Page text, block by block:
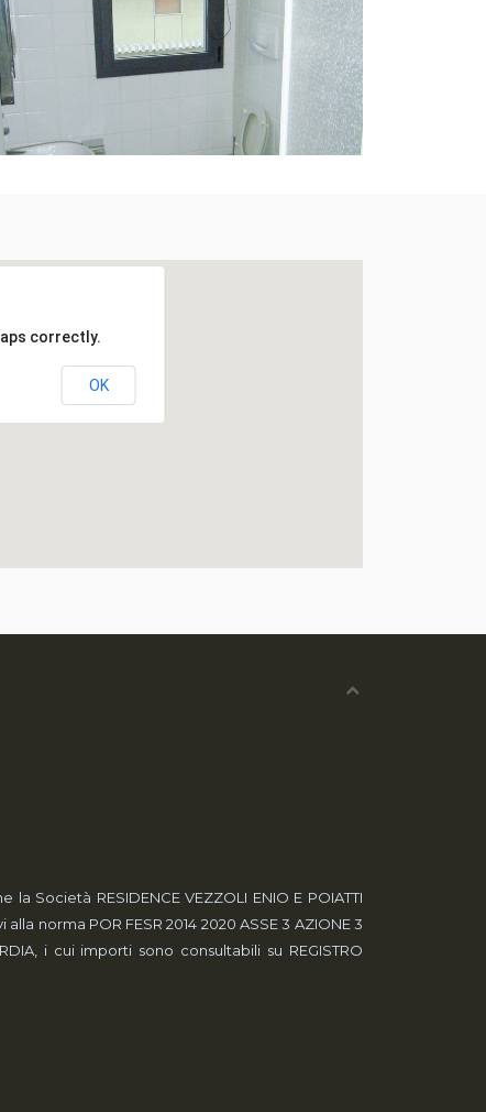
correctly.
OK
Società RESIDENCE VEZZOLI ENIO E POIATTI
norma POR FESR 2014 2020 ASSE 3 AZIONE 3
i cui importi sono consultabili su REGISTRO